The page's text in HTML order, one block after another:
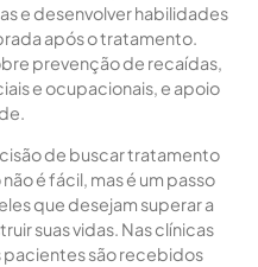
e desenvolver habilidades
após o tratamento.
prevenção de recaídas,
e ocupacionais, e apoio
de buscar tratamento
é fácil, mas é um passo
que desejam superar a
suas vidas. Nas clínicas
pacientes são recebidos